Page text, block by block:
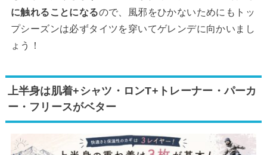
に触れることになるので、風邪をひかないためにもトッ
プシーズンは必ずタイツを穿いてゲレンデに向かいまし
ょう！
上半身は肌着+シャツ・ロンT+トレーナー・パーカ
ー・フリースがベター